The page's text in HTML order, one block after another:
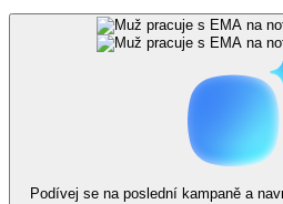
Podívej se na poslední kampaně a